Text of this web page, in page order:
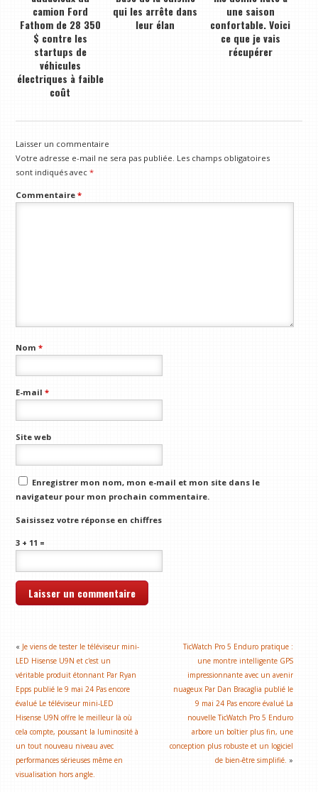
camion Ford
Fathom de 28 350
$ contre les
startups de
véhicules
électriques à faible
coût
qui les arrête dans
leur élan
une saison
confortable. Voici
ce que je vais
récupérer
Laisser un commentaire
Votre adresse e-mail ne sera pas publiée. Les champs obligatoires
sont indiqués avec*
Commentaire*
Nom*
E-mail*
Site web
Enregistrer mon nom, mon e-mail et mon site dans le
navigateur pour mon prochain commentaire.
Saisissez votre réponse en chiffres
3 + 11 =
« Je viens de tester le téléviseur mini-
LED Hisense U9N et c'est un
véritable produit étonnant Par Ryan
Epps publié le 9 mai 24 Pas encore
évalué Le téléviseur mini-LED
Hisense U9N offre le meilleur là où
cela compte, poussant la luminosité à
un tout nouveau niveau avec
performances sérieuses même en
visualisation hors angle.
TicWatch Pro 5 Enduro pratique :
une montre intelligente GPS
impressionnante avec un avenir
nuageux Par Dan Bracaglia publié le
9 mai 24 Pas encore évalué La
nouvelle TicWatch Pro 5 Enduro
arbore un boîtier plus fin, une
conception plus robuste et un logiciel
de bien-être simplifié. »